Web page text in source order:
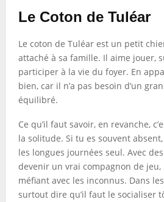
Le Coton de Tuléar
Le coton de Tuléar est un petit
attaché à sa famille. Il aime jouer,
participer à la vie du foyer. En
bien, car il n’a pas besoin d’un
équilibré.
Ce qu’il faut savoir, en revanche,
la solitude. Si tu es souvent
les longues journées seul. Avec
devenir un vrai compagnon de
méfiant avec les inconnus. Dans
surtout dire qu’il faut le socialiser